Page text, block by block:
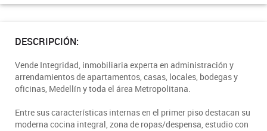
DESCRIPCIÓN:
Vende Integridad, inmobiliaria experta en administración y
arrendamientos de apartamentos, casas, locales, bodegas y
oficinas, Medellín y toda el área Metropolitana.
Entre sus características internas en el primer piso destacan su
moderna cocina integral, zona de ropas/despensa, estudio con